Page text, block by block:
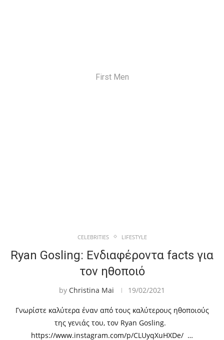
First Men
CELEBRITIES LIFESTYLE
Ryan Gosling: Ενδιαφέροντα facts για
τον ηθοποιό
by Christina Mai 19/02/2021
Γνωρίστε καλύτερα έναν από τους καλύτερους ηθοποιούς
της γενιάς του, τον Ryan Gosling.
https://www.instagram.com/p/CLUyqXuHXDe/ …